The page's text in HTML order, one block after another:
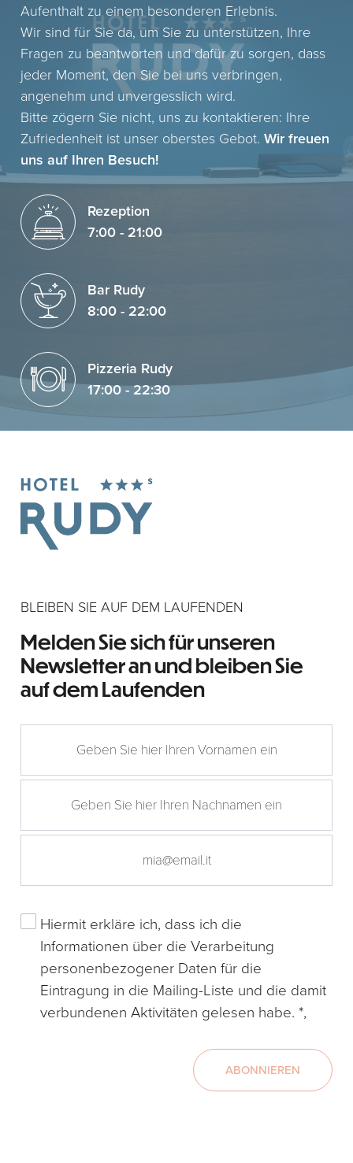
Aufenthalt zu einem besonderen Erlebnis.
Wir sind für Sie da, um Sie zu unterstützen, Ihre
Fragen zu beantworten und dafür zu sorgen, dass
jeder Moment, den Sie bei uns verbringen,
angenehm und unvergesslich wird.
Bitte zögern Sie nicht, uns zu kontaktieren: Ihre
Zufriedenheit ist unser oberstes Gebot.Wir freuen
uns auf Ihren Besuch!
Rezeption
7:00 - 21:00
Bar Rudy
8:00 - 22:00
Pizzeria Rudy
17:00 - 22:30
BLEIBEN SIE AUF DEM LAUFENDEN
Melden Sie sich für unseren
Newsletter an und bleiben Sie
auf dem Laufenden
Hiermit erkläre ich, dass ich die
Informationen über die Verarbeitung
personenbezogener Daten für die
Eintragung in die Mailing-Liste und die damit
verbundenen Aktivitäten gelesen habe. *,
ABONNIEREN